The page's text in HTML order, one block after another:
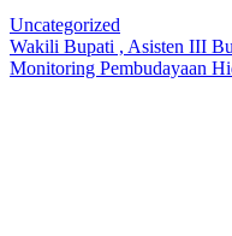
Uncategorized
Wakili Bupati , Asisten III
Monitoring Pembudayaan